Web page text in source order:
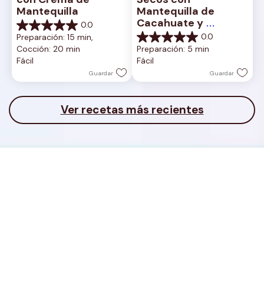
Mantequilla
0.0
0.0
de
5
estrellas.
Preparación: 15 min,
Cocción: 20 min
Fácil
Guardar
Mantequilla de
Cacahuate y
Chocolate con Leche
0.0
0.0
de
5
Preparación: 5 min
Fácil
Guardar
Ver recetas más recientes